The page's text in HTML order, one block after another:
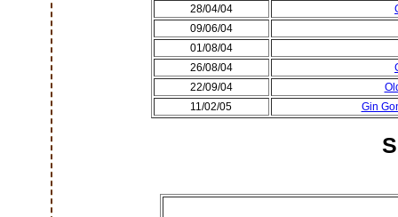
28/04/04
09/06/04
01/08/04
26/08/04
22/09/04
11/02/05
Gin